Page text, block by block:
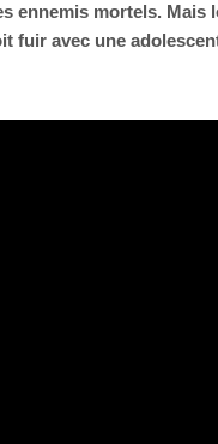
ennemis mortels. Mais
fuir avec une